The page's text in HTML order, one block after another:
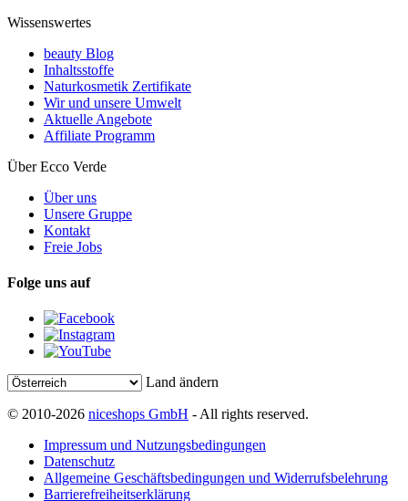
Wissenswertes
beauty Blog
Inhaltsstoffe
Naturkosmetik Zertifikate
Wir und unsere Umwelt
Aktuelle Angebote
Affiliate Programm
Über Ecco Verde
Über uns
Unsere Gruppe
Kontakt
Freie Jobs
Folge uns auf
Land ändern
© 2010-2026 niceshops GmbH - All rights reserved.
Impressum und Nutzungsbedingungen
Datenschutz
Allgemeine Geschäftsbedingungen und Widerrufsbelehrung
Barrierefreiheitserklärung